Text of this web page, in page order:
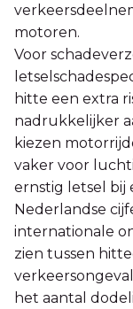
motoren.
Voor
hitte een extra
nadrukkelijker
kiezen
vaker voor
ernstig letsel bij
Nederlandse
internationale
zien tussen
het aantal